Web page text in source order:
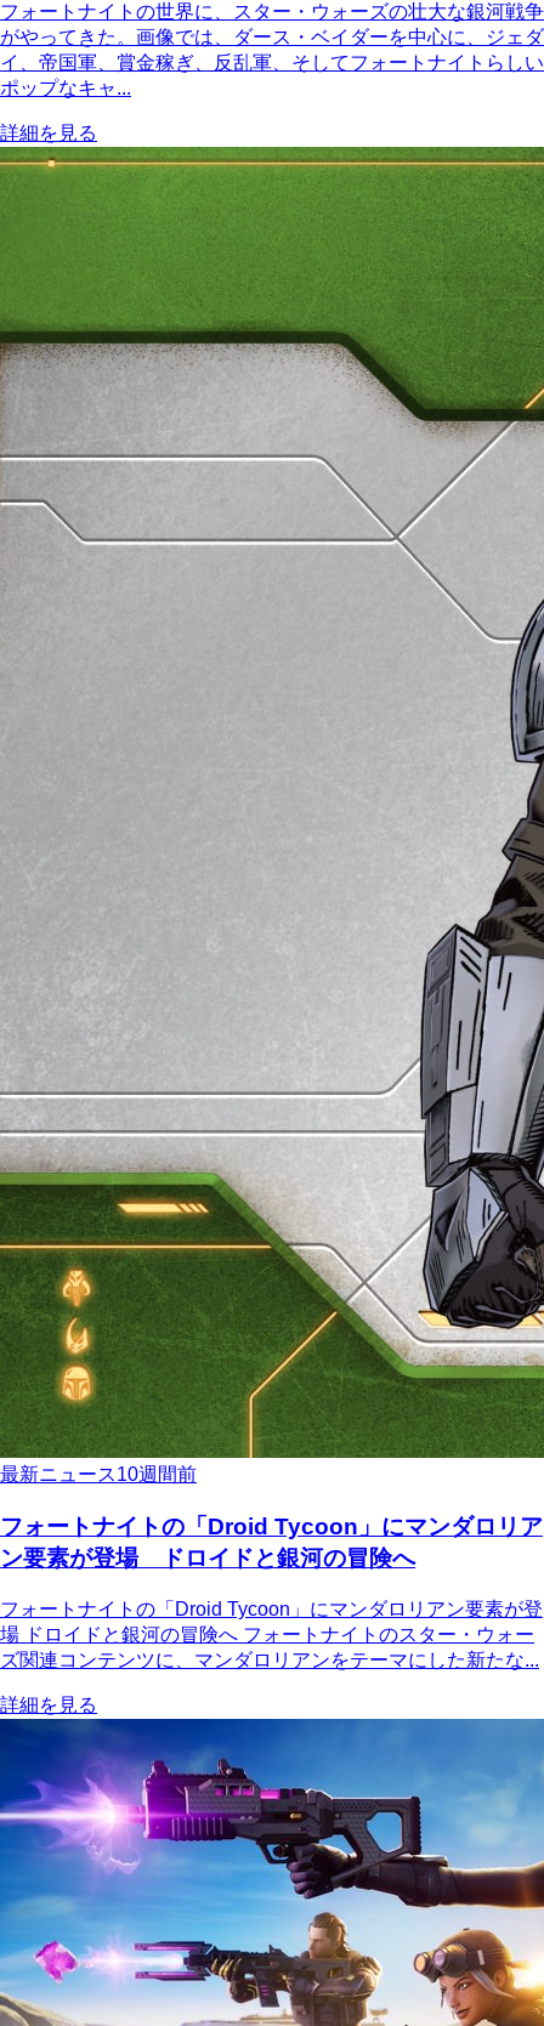
フォートナイトの世界に、スター・ウォーズの壮大な銀河戦争
がやってきた。画像では、ダース・ベイダーを中心に、ジェダ
イ、帝国軍、賞金稼ぎ、反乱軍、そしてフォートナイトらしい
ポップなキャ...
詳細を見る
最新ニュース10週間前
フォートナイトの「Droid Tycoon」にマンダロリア
ン要素が登場 ドロイドと銀河の冒険へ
フォートナイトの「Droid Tycoon」にマンダロリアン要素が登
場 ドロイドと銀河の冒険へ フォートナイトのスター・ウォー
ズ関連コンテンツに、マンダロリアンをテーマにした新たな...
詳細を見る